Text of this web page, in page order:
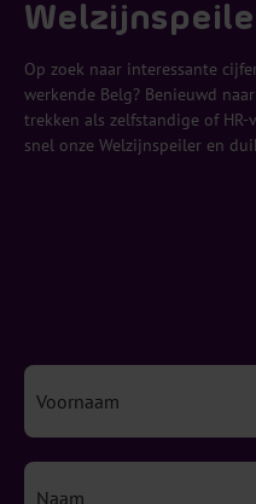
Op zoek naar interessante
werkende Belg? Benieuwd
trekken als zelfstandige of
snel onze Welzijnspeiler en